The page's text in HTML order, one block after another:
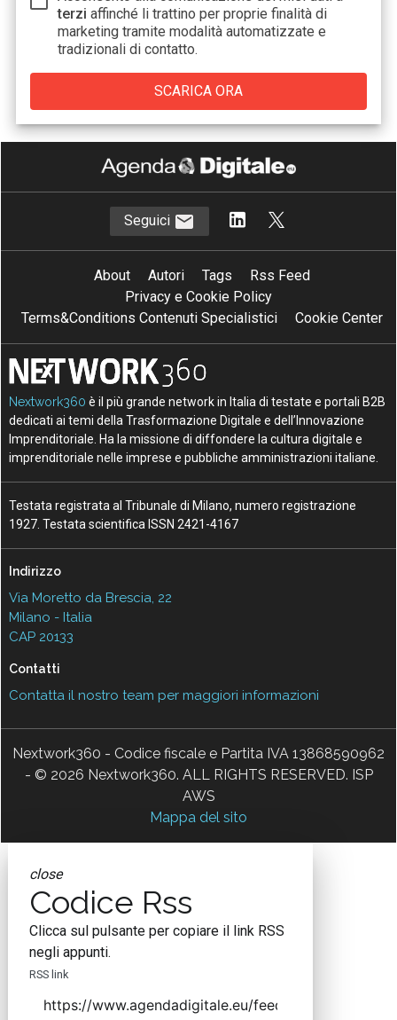
terzi affinché li trattino per proprie finalità di
marketing tramite modalità automatizzate e
tradizionali di contatto.
Seguici
About Autori Tags
Rss Feed
Privacy e Cookie Policy
Terms&Conditions Contenuti Specialistici
Cookie Center
Nextwork360 è il più grande network in Italia di testate e portali B2B
dedicati ai temi della Trasformazione Digitale e dell’Innovazione
Imprenditoriale. Ha la missione di diffondere la cultura digitale e
imprenditoriale nelle imprese e pubbliche amministrazioni italiane.
Testata registrata al Tribunale di Milano, numero registrazione
1927. Testata scientifica ISSN 2421-4167
Indirizzo
Via Moretto da Brescia, 22
Milano - Italia
CAP 20133
Contatti
Contatta il nostro team per maggiori informazioni
Nextwork360 - Codice fiscale e Partita IVA 13868590962
- © 2026 Nextwork360. ALL RIGHTS RESERVED. ISP
AWS
Mappa del sito
close
Codice Rss
Clicca sul pulsante per copiare il link RSS
negli appunti.
RSS link